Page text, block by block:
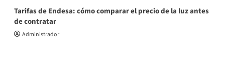
Tarifas de Endesa: cómo comparar el precio de la luz antes
de contratar
Administrador